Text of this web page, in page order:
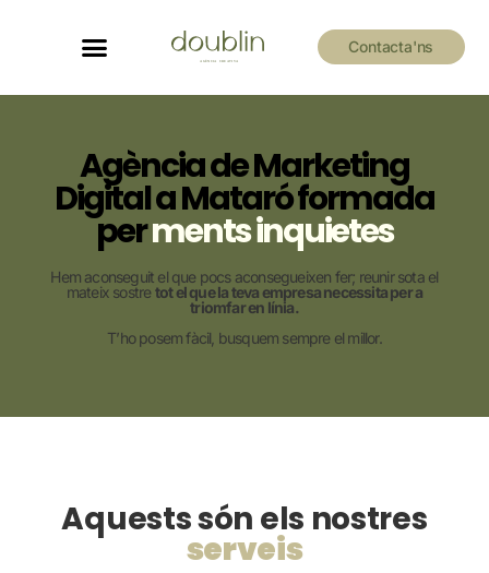
Contacta'ns
Agència de Marketing
Digital a Mataró formada
perments inquietes
Hem aconseguit el que pocs aconsegueixen fer; reunir sota el
mateix sostretot el que la teva empresa necessita per a
triomfar en línia.
T’ho posem fàcil, busquem sempre el millor.
Aquests són els nostres
serveis